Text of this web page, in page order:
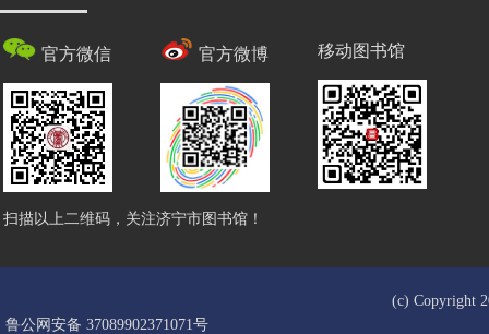
官方微信 官方微博 移动图书馆
扫描以上二维码，关注济宁市图书馆！
(c) Copyright
鲁公网安备 37089902371071号